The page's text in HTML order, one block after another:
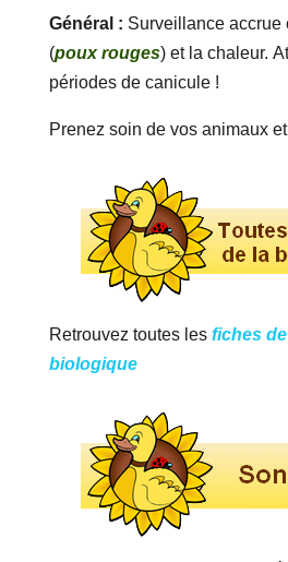
Général : Surveillance accrue
(poux rouges) et la chaleur.
périodes de canicule !
Prenez soin de vos animaux
Retrouvez toutes les fiches
biologique